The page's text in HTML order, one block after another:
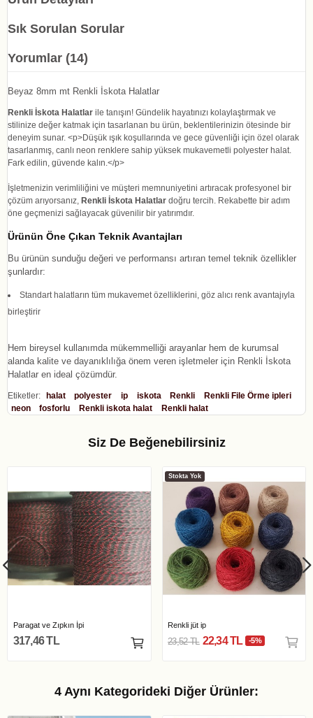
Sık Sorulan Sorular
Yorumlar (14)
Beyaz 8mm mt Renkli İskota Halatlar
Renkli İskota Halatlar ile tanışın! Gündelik hayatınızı kolaylaştırmak ve
stilinize değer katmak için tasarlanan bu ürün, beklentilerinizin ötesinde bir
deneyim sunar. <p>Düşük ışık koşullarında ve gece güvenliği için özel olarak
tasarlanmış, canlı neon renklere sahip yüksek mukavemetli polyester halat.
Fark edilin, güvende kalın.</p>
İşletmenizin verimliliğini ve müşteri memnuniyetini artıracak profesyonel bir
çözüm arıyorsanız, Renkli İskota Halatlar doğru tercih. Rekabette bir adım
öne geçmenizi sağlayacak güvenilir bir yatırımdır.
Ürünün Öne Çıkan Teknik Avantajları
Bu ürünün sunduğu değeri ve performansı artıran temel teknik özellikler
şunlardır:
Standart halatların tüm mukavemet özelliklerini, göz alıcı renk avantajıyla
birleştirir
Hem bireysel kullanımda mükemmelliği arayanlar hem de kurumsal
alanda kalite ve dayanıklılığa önem veren işletmeler için Renkli İskota
Halatlar en ideal çözümdür.
Etiketler: halat polyester ip iskota Renkli
Renkli File Örme ipleri
neon
fosforlu Renkli iskota halat Renkli halat
Siz De Beğenebilirsiniz
Paragat ve Zıpkın İpi
317,46 TL
Stokta Yok
Renkli jüt ip
23,52 TL 22,34 TL -5%
4 Aynı Kategorideki Diğer Ürünler: